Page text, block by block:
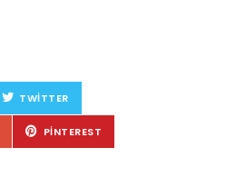
TWITTER
PINTEREST